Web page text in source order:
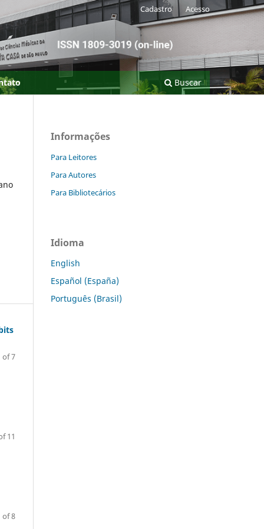
Buscar
Cadastro Acesso
of 7
11
of 8
Informações
Para Leitores
Para Autores
Para Bibliotecários
Idioma
English
Español (España)
Português (Brasil)